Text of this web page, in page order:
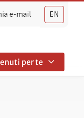
EN
e-mail
per te